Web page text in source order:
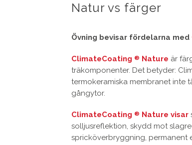
Natur vs färger
Övning bevisar fördelarna med
ClimateCoating ® Nature är
träkomponenter. Det betyder:
termokeramiska membranet inte
gångytor.
ClimateCoating ® Nature visar
solljusreflektion, skydd mot
spricköverbryggning, permanent